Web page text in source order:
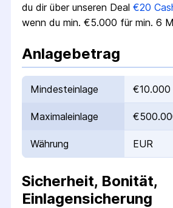
du dir über unseren Deal €20
wenn du min. €5.000 für min. 6
Anlagebetrag
Mindesteinlage €10.000
Maximaleinlage
Währung EUR
Sicherheit, Bonität,
Einlagensicherung